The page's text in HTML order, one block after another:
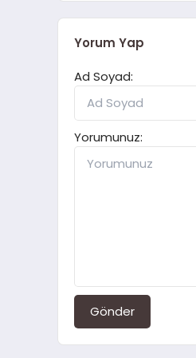
Yorum Yap
Ad Soyad:
Yorumunuz:
Gönder